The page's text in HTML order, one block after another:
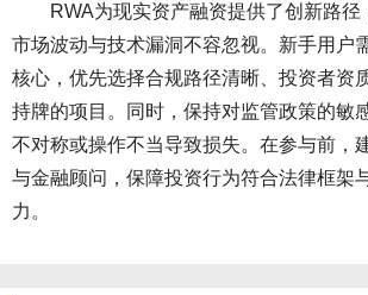
RWA为现实资产融资提供了创新路径
市场波动与技术漏洞不容忽视。新手用户
核心，优先选择合规路径清晰、投资者资
持牌的项目。同时，保持对监管政策的敏
不对称或操作不当导致损失。在参与前，
与金融顾问，保障投资行为符合法律框架
力。